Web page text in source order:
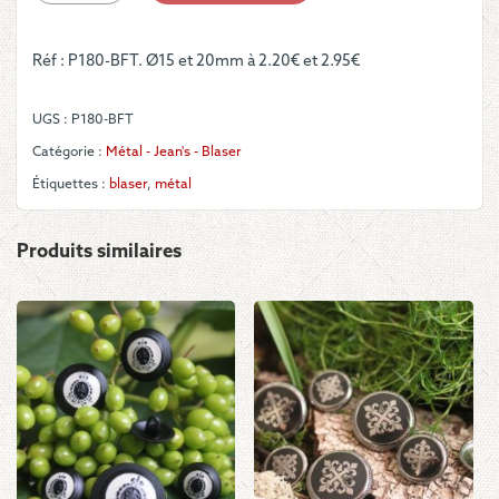
Blasons
Réf : P180-BFT. Ø15 et 20mm à 2.20€ et 2.95€
UGS : P180-BFT
Catégorie : Métal - Jean's - Blaser
Étiquettes : blaser, métal
Produits similaires